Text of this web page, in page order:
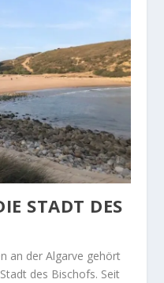
STADT DES
an der Algarve gehört
des Bischofs. Seit